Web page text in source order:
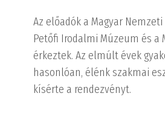
Az előadók a Magyar
Petőfi Irodalmi Múzeum és a
érkeztek. Az elmúlt évek
hasonlóan, élénk szakmai
kísérte a rendezvényt.